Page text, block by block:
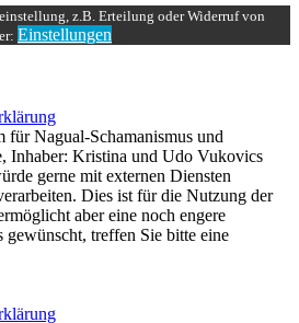
z.B. Erteilung oder Widerruf von
Einstellungen
für Nagual-Schamanismus und
Inhaber: Kristina und Udo Vukovics
gerne mit externen Diensten
Dies ist für die Nutzung der
aber eine noch engere
treffen Sie bitte eine